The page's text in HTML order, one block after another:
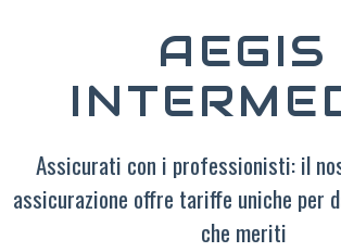
AEGIS
Assicurati con i professionisti: il
assicurazione offre tariffe uniche per
che meriti